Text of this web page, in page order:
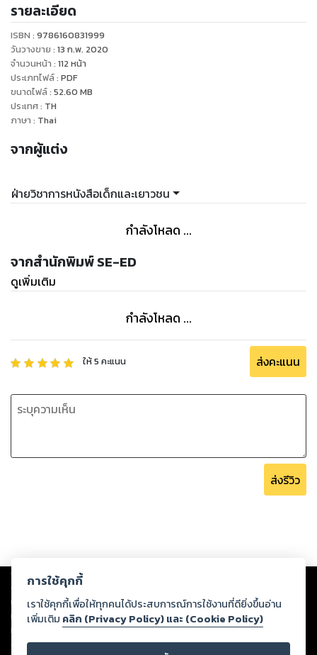
ปัญหาเป็น ความรู้น่าทึ่งของเหล่าสัตว์โลก ที่จะทำให้น้องๆ
ประหลาดใจและได้รู้ความรู้ไปพร้อมกัน ตลอดจนมีซีดีเสียงนิทาน
รายละเอียด
ISBN : 9786160831999
วันวางขาย : 13 ก.พ. 2020
จำนวนหน้า : 112 หน้า
ประเภทไฟล์: PDF
ขนาดไฟล์: 52.60 MB
ประเทศ: TH
ภาษา : Thai
จากผู้แต่ง
ฝ่ายวิชาการหนังสือเด็กและเยาวชน
กำลังโหลด ...
จากสำนักพิมพ์ SE-ED
ดูเพิ่มเติม
กำลังโหลด ...
ให้5 คะแนน ส่งคะแนน
ส่งรีวิว
Copyright © 2026
ต่อผลงานหรือเนื้อหาใดที่อัปโหลดผ่านเว็บไซต์และปรากฏว่าละเมิดสิทธิใน
ทรัพย์สินทางปัญญาของบุคคลอื่นหรือขัดต่อกฎหมายและศีลธรรม ดังนั้น ผู้อ่าน
ทุกท่านโปรดใช้วิจารณญาณในการกลั่นกรองด้วยตนเอง และหากท่านพบว่าส่วน
หนึ่งส่วนใดขัดต่อกฎหมายและศีลธรรม กรุณาแจ้งมายังบริษัท เพื่อทีมงานจะได้
ดำเนินการในทันที ทั้งนี้ ทางสตอรี่ล็อกขอสงวนลิขสิทธิ์ตามพระราชบัญญัติ
การใช้คุกกี้
เราใช้คุกกี้เพื่อให้ทุกคนได้ประสบการณ์การใช้งานที่ดียิ่งขึ้นอ่าน
เพิ่มเติม คลิก (Privacy Policy) และ (Cookie Policy)